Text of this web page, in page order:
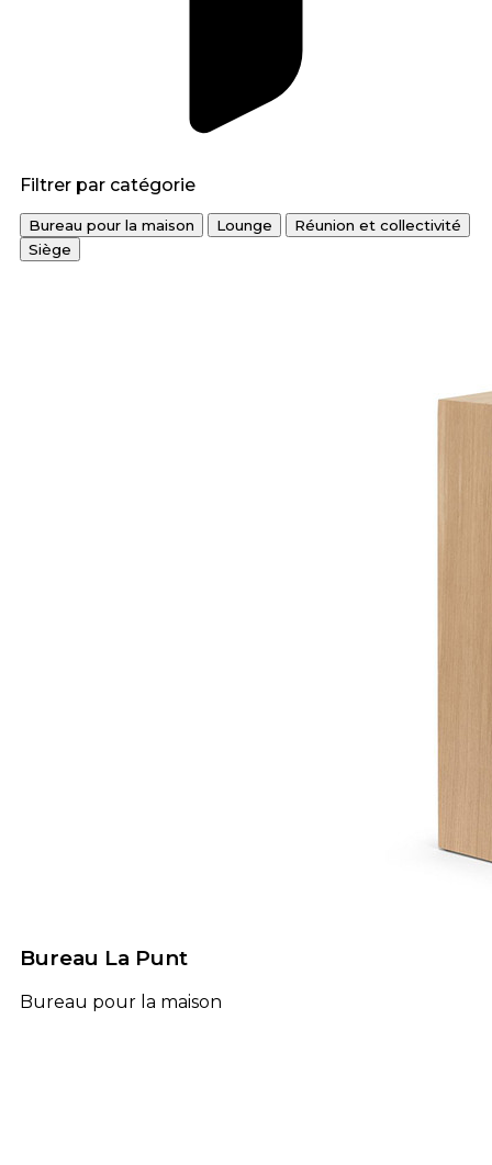
Filtrer par catégorie
Bureau pour la maison Lounge
Réunion et collectivité
Siège
Bureau La Punt
Bureau pour la maison